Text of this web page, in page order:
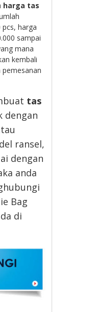
harga tas
harga
sampai
mana
kembali
tas
dengan
ransel,
dengan
anda
Bag
di